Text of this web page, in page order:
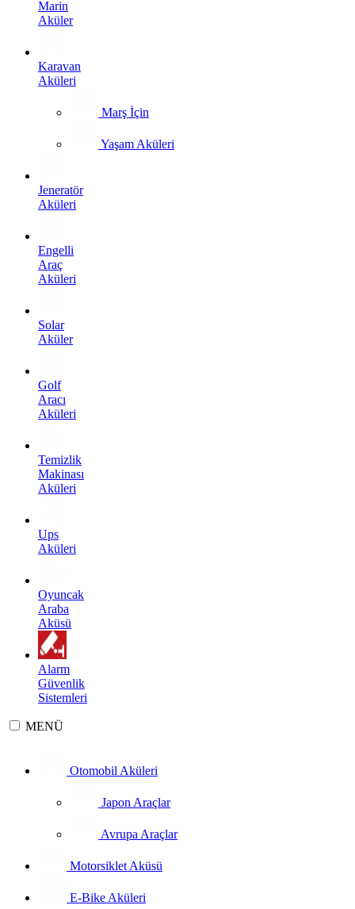
Marin
Aküler
Karavan
Aküleri
Marş İçin
Yaşam Aküleri
Jeneratör
Aküleri
Engelli
Araç
Aküleri
Solar
Aküler
Golf
Aracı
Aküleri
Temizlik
Makinası
Aküleri
Ups
Aküleri
Oyuncak
Araba
Aküsü
Alarm
Güvenlik
Sistemleri
MENÜ
Otomobil Aküleri
Japon Araçlar
Avrupa Araçlar
Motorsiklet Aküsü
E-Bike Aküleri